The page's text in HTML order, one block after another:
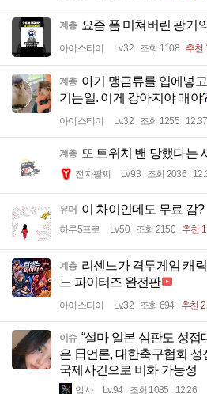
계층 요즘 폼 미쳐버린 광기
아이스티이 Lv.32 조회 1108 추천
계층 아기 맹금류를 입에넣
기는일. 이게 강아지야 매야
아이스티이 Lv.32 조회 1255 12:37
계층 또 트위치 밴 당했다는
전자팔찌 Lv.93 조회 2036
유머 이 차이인데도 무료 감?
하루5프로 Lv.50 조회 2150 추천 1
계층 리센느가 격투게임 캐
느 파이터즈 완전판
아이스티이 Lv.32 조회 694 추천 2
이슈 “설마 일본 심판도 성접
은 日언론, 대한축구협회
국제사건으로 비화 가능성
입사 Lv.94 조회 1085 12:26